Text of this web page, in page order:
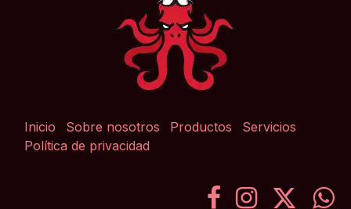
Inicio Sobre nosotros Productos
Servicios
Política de privacidad